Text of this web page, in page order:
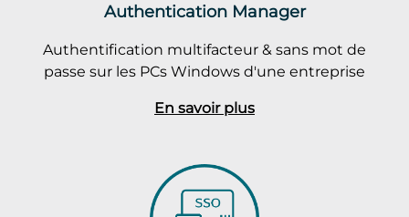
Authentication Manager
Authentification multifacteur & sans mot de
passe sur les PCs Windows d'une entreprise
En savoir plus